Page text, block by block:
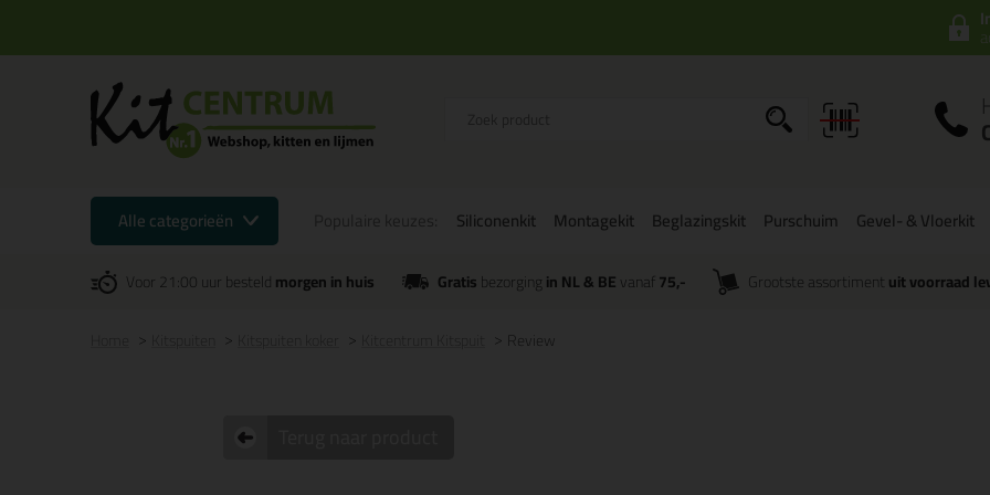
Alle categorieën Siliconenkit Montagekit Beglazingskit Purschuim Gevel- & Vloerkit
Voor 21:00 uur besteldmorgen in huis Gratisbezorgingin NL & BEvanaf 75,- Grootste assortiment uit voorraad
Review